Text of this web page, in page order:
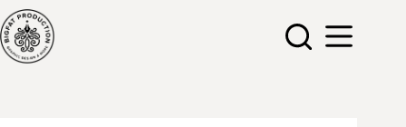
Hopp
til
innholdet